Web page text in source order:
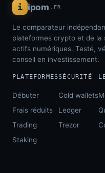
i ipom .FR
Le comparateur
plateformes crypto et de la
actifs numériques. Testé,
conseil en investissement.
PLATEFORMES
Débuter
Frais réduits
Trading
Staking
SÉCURITÉ
Cold wallets
Ledger
Trezor